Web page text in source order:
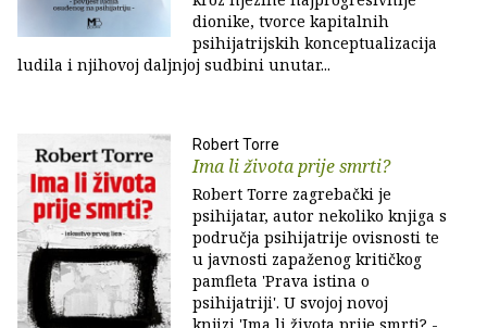
dionike, tvorce kapitalnih
psihijatrijskih konceptualizacija
ludila i njihovoj daljnjoj sudbini unutar...
Robert Torre
Ima li života prije smrti?
Robert Torre zagrebački je
psihijatar, autor nekoliko knjiga s
područja psihijatrije ovisnosti te
u javnosti zapaženog kritičkog
pamfleta 'Prava istina o
psihijatriji'. U svojoj novoj